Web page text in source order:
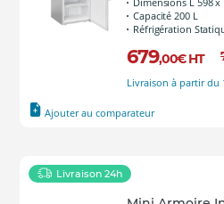
Capacité 200 L
Réfrigération
679,00€ HT
Livraison à partir du
Ajouter au comparateur
Livraison 24h